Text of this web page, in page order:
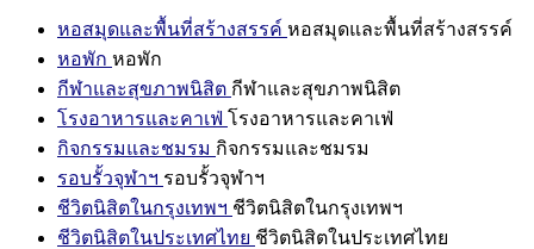
หอสมุดและพื้นที่สร้างสรรค์ หอสมุดและพื้นที่สร้างสรรค์
หอพัก หอพัก
กีฬาและสุขภาพนิสิต กีฬาและสุขภาพนิสิต
โรงอาหารและคาเฟ่ โรงอาหารและคาเฟ่
กิจกรรมและชมรม กิจกรรมและชมรม
รอบรั้วจุฬาฯ รอบรั้วจุฬาฯ
ชีวิตนิสิตในกรุงเทพฯ ชีวิตนิสิตในกรุงเทพฯ
ชีวิตนิสิตในประเทศไทย ชีวิตนิสิตในประเทศไทย